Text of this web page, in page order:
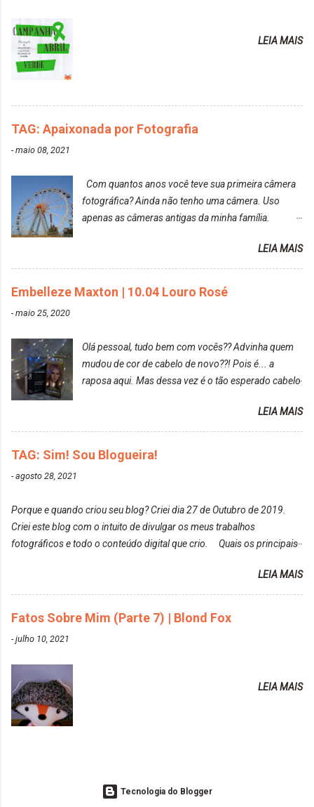
LEIA MAIS
TAG: Apaixonada por Fotografia
-maio 08, 2021
Com quantos anos você teve sua primeira câmera
fotográfica? Ainda não tenho uma câmera. Uso
apenas as câmeras antigas da minha família.
diria que gosto mais de fotografar, mas comecei a
gostar bastante de ser a minha modelo. Você tem
uma boa câmera para fotografar? Ainda não tenho
uma super câmera profissional. Por enquanto, a
suas fotos? Sim. Posto aqui e pelas minhas páginas.
Tumblr, We heart it, ou instagram? Instagram. Eu
particularmente não gosto de Tumblr e nem do We
elas fiquem no modo original? Sou do time foto
de um determinado lugar ou de algo que estou
fotografan...
LEIA MAIS
Embelleze Maxton | 10.04 Louro Rosé
-maio 25, 2020
Olá pessoal, tudo bem com vocês?? Advinha quem
mudou de cor de cabelo de novo??! Pois é... a
raposa aqui. Mas dessa vez é o tão esperado cabelo
Louro Rosé Se vocês não acompanharam a saga do
meu cabelo colorido, vou deixar aqui embaixo, o link
de todos que fiz para vocês verem: ✨ Alfaparf | Alta
Moda é... Creative Crazy Colors Pink
Turkiss Blue
https://www.adrielly.com.br/2020/02/keraton-hard-
colors-turkiss-blue.html ✨ Alpha Line | Máscara
Ozzy Lilac
em meu cabelo, pois, sempre jogava tinta em cima
LEIA MAIS
TAG: Sim! Sou Blogueira!
-agosto 28, 2021
Porque e quando criou seu blog? Criei dia 27 de Outubro de 2019.
Criei este blog com o intuito de divulgar os meus trabalhos
fotográficos e todo o conteúdo digital que crio. Quais os principais
vida de Blogueira? Tem sido um sonho. Minha família me apoia muito.
Qual a parte chata da vida de Blogueira? Às vezes, a criatividade vai
embora... O que tem de melhor em ser Blogueira? Ver o seu trabalho
sendo reconhecido. Aonde deseja chegar com o seu Blog? Muito
além daquilo que imagino. Seu blog pra você é profissional ou passa-
tempo? Vejo como sendo profissional. Me empenho muito fazendo
tudo para ele. Quais blogs acompanha, e quais indica? Eu acompanho
o Drilly Design e comecei a ler as postagens do antigo blog da Sweet
Carol "Magic Days". Tem sido fácil o convívio com seguidoras e
leitoras? Claro. Seu blog já esta como quer, ou ainda ...
LEIA MAIS
Fatos Sobre Mim (Parte 7) | Blond Fox
-julho 10, 2021
LEIA MAIS
Tecnologia do Blogger